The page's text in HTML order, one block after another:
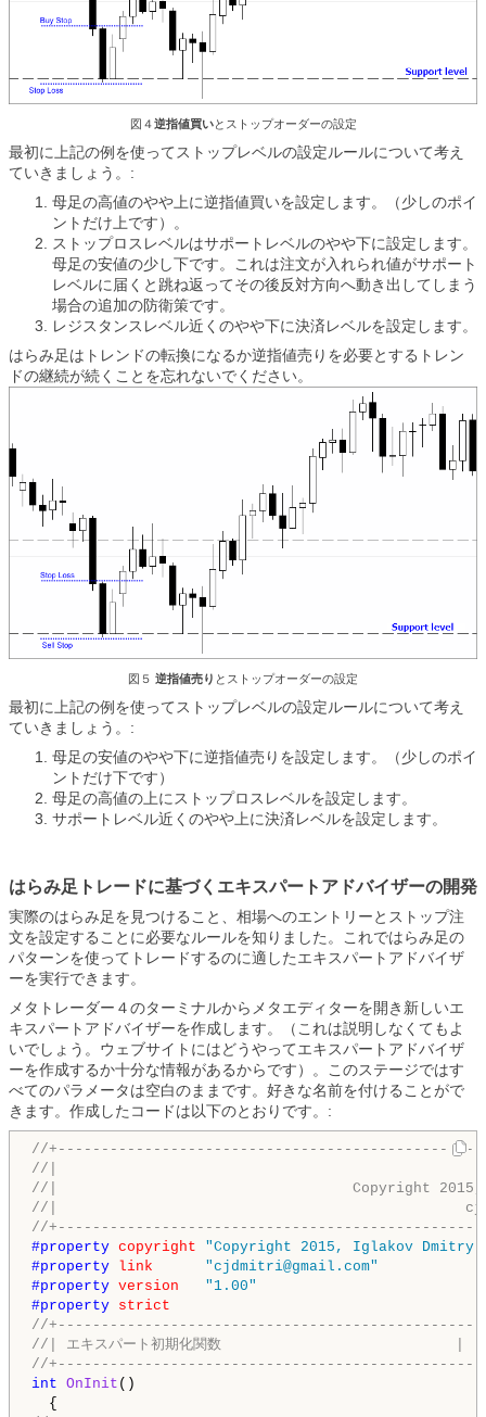
図４逆指値買いとストップオーダーの設定
最初に上記の例を使ってストップレベルの設定ルールについて考え
ていきましょう。:
母足の高値のやや上に逆指値買いを設定します。（少しのポイ
ントだけ上です）。
ストップロスレベルはサポートレベルのやや下に設定します。
母足の安値の少し下です。これは注文が入れられ値がサポート
レベルに届くと跳ね返ってその後反対方向へ動き出してしまう
場合の追加の防衛策です。
レジスタンスレベル近くのやや下に決済レベルを設定します。
はらみ足はトレンドの転換になるか逆指値売りを必要とするトレン
ドの継続が続くことを忘れないでください。
図５ 逆指値売り とストップオーダーの設定
最初に上記の例を使ってストップレベルの設定ルールについて考え
ていきましょう。:
母足の安値のやや下に逆指値売りを設定します。（少しのポイ
ントだけ下です）
母足の高値の上にストップロスレベルを設定します。
サポートレベル近くのやや上に決済レベルを設定します。
はらみ足トレードに基づくエキスパートアドバイザーの開発
実際のはらみ足を見つけること、相場へのエントリーとストップ注
文を設定することに必要なルールを知りました。これではらみ足の
パターンを使ってトレードするのに適したエキスパートアドバイザ
ーを実行できます。
メタトレーダー４のターミナルからメタエディターを開き新しいエ
キスパートアドバイザーを作成します。（これは説明しなくてもよ
いでしょう。ウェブサイトにはどうやってエキスパートアドバイザ
ーを作成するか十分な情報があるからです）。このステージではす
べてのパラメータは空白のままです。好きな名前を付けることがで
きます。作成したコードは以下のとおりです。:
//
//|
//|                                  Copyright
//|
//
#property copyright
"Copyright 2015, Iglakov
#property link
"cjdmitri@gmail.com"
#property version
"1.00"
#property strict
//
//| エキスパート初期化関数                           |
//
int OnInit ()